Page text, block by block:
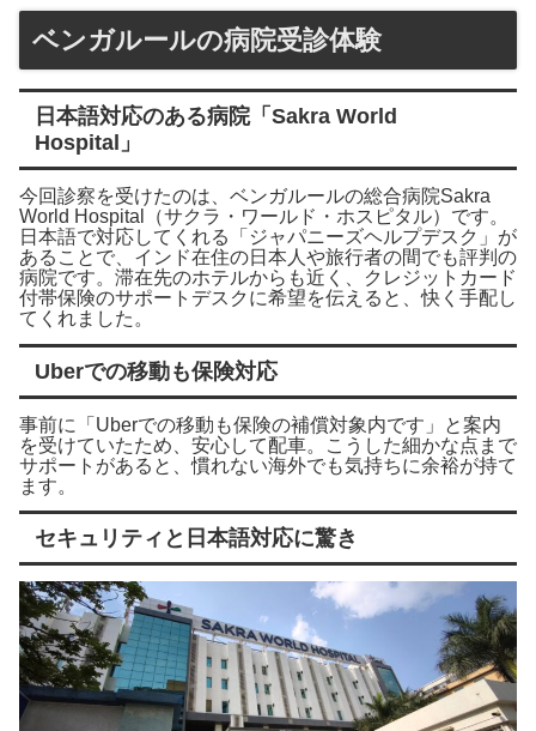
ベンガルールの病院受診体験
日本語対応のある病院「Sakra World
Hospital」
今回診察を受けたのは、ベンガルールの総合病院Sakra
World Hospital（サクラ・ワールド・ホスピタル）です。
日本語で対応してくれる「ジャパニーズヘルプデスク」が
あることで、インド在住の日本人や旅行者の間でも評判の
病院です。滞在先のホテルからも近く、クレジットカード
付帯保険のサポートデスクに希望を伝えると、快く手配し
てくれました。
Uberでの移動も保険対応
事前に「Uberでの移動も保険の補償対象内です」と案内
を受けていたため、安心して配車。こうした細かな点まで
サポートがあると、慣れない海外でも気持ちに余裕が持て
ます。
セキュリティと日本語対応に驚き